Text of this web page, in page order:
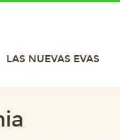
LAS NUEVAS EVAS